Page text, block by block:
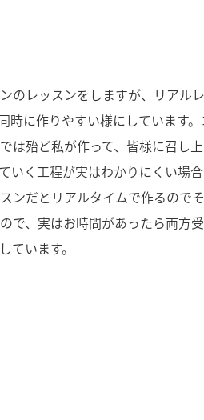
のレッスンをしますが、リアル
時に作りやすい様にしています
は殆ど私が作って、皆様に召し
いく工程が実はわかりにくい場
ンだとリアルタイムで作るので
で、実はお時間があったら両方
ています。